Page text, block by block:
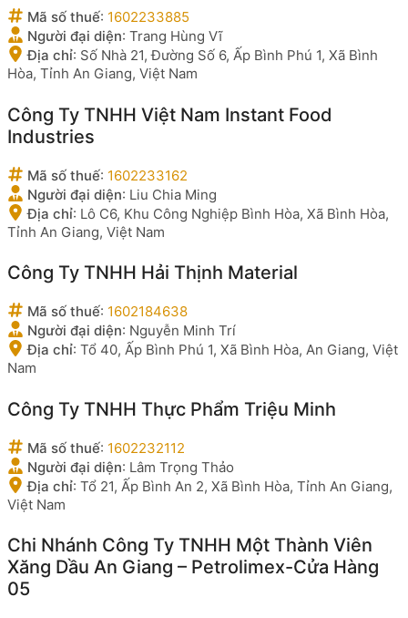
Mã số thuế: 1602233885
Người đại diện: Trang Hùng Vĩ
Địa chỉ: Số Nhà 21, Đường Số 6, Ấp Bình Phú 1, Xã Bình
Hòa, Tỉnh An Giang, Việt Nam
Công Ty TNHH Việt Nam Instant Food
Industries
Mã số thuế: 1602233162
Người đại diện: Liu Chia Ming
Địa chỉ: Lô C6, Khu Công Nghiệp Bình Hòa, Xã Bình Hòa,
Tỉnh An Giang, Việt Nam
Công Ty TNHH Hải Thịnh Material
Mã số thuế: 1602184638
Người đại diện: Nguyễn Minh Trí
Địa chỉ: Tổ 40, Ấp Bình Phú 1, Xã Bình Hòa, An Giang, Việt
Nam
Công Ty TNHH Thực Phẩm Triệu Minh
Mã số thuế: 1602232112
Người đại diện: Lâm Trọng Thảo
Địa chỉ: Tổ 21, Ấp Bình An 2, Xã Bình Hòa, Tỉnh An Giang,
Việt Nam
Chi Nhánh Công Ty TNHH Một Thành Viên
Xăng Dầu An Giang – Petrolimex-Cửa Hàng
05